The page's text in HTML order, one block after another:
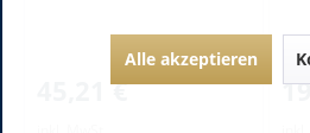
45,21 €
Alle akzeptieren